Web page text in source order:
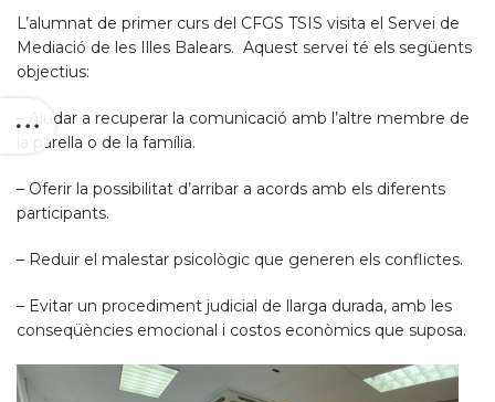
L’alumnat de primer curs del CFGS TSIS visita el Servei de
Mediació de les Illes Balears. Aquest servei té els següents
objectius:
– Ajudar a recuperar la comunicació amb l’altre membre de
la parella o de la família.
– Oferir la possibilitat d’arribar a acords amb els diferents
participants.
– Reduir el malestar psicològic que generen els conflictes.
– Evitar un procediment judicial de llarga durada, amb les
conseqüències emocional i costos econòmics que suposa.